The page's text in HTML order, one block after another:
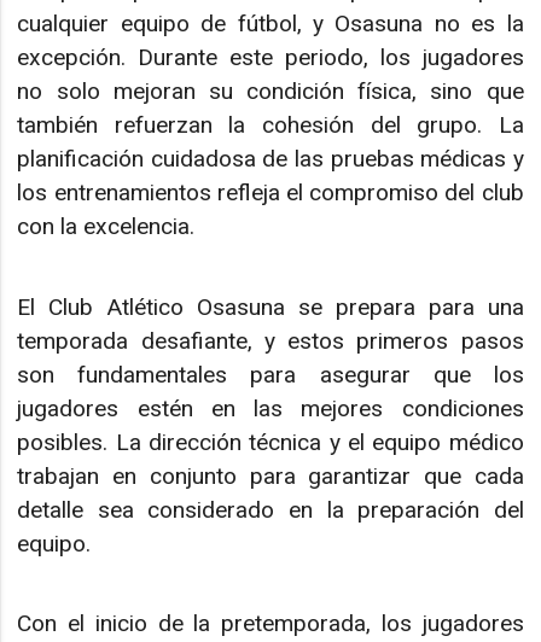
cualquier equipo de fútbol, y Osasuna no es la
excepción. Durante este periodo, los jugadores
no solo mejoran su condición física, sino que
también refuerzan la cohesión del grupo. La
planificación cuidadosa de las pruebas médicas y
los entrenamientos refleja el compromiso del club
con la excelencia.
El Club Atlético Osasuna se prepara para una
temporada desafiante, y estos primeros pasos
son fundamentales para asegurar que los
jugadores estén en las mejores condiciones
posibles. La dirección técnica y el equipo médico
trabajan en conjunto para garantizar que cada
detalle sea considerado en la preparación del
equipo.
Con el inicio de la pretemporada, los jugadores